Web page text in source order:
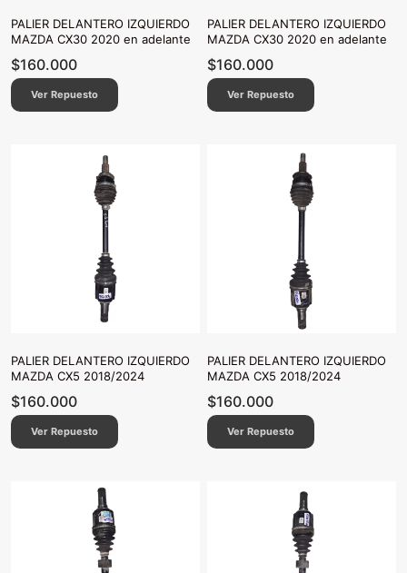
PALIER DELANTERO IZQUIERDO
MAZDA CX30 2020 en adelante
$160.000
Ver Repuesto
PALIER DELANTERO IZQUIERDO
MAZDA CX30 2020 en adelante
$160.000
Ver Repuesto
PALIER DELANTERO IZQUIERDO
MAZDA CX5 2018/2024
$160.000
Ver Repuesto
PALIER DELANTERO IZQUIERDO
MAZDA CX5 2018/2024
$160.000
Ver Repuesto